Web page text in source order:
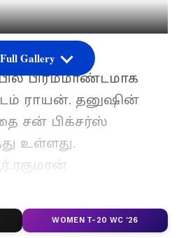
பிரம்மாண்டமாக
ராயன். தனுஷின்
சன் பிக்சர்ஸ்
உள்ளது.
ஏரியாவையே செட்
தனுஷ். சுமார் 30
Gallery
WOMEN T-20 WC '26